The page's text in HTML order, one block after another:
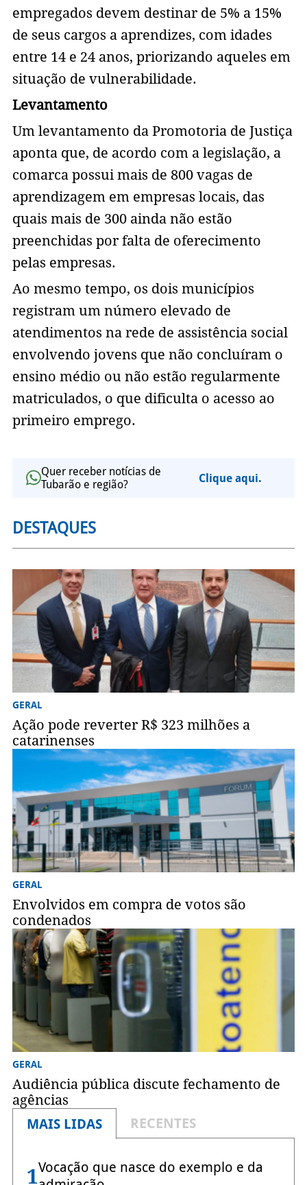
empregados devem destinar de 5% a 15%
de seus cargos a aprendizes, com idades
entre 14 e 24 anos, priorizando aqueles em
situação de vulnerabilidade.
Levantamento
Um levantamento da Promotoria de Justiça
aponta que, de acordo com a legislação, a
comarca possui mais de 800 vagas de
aprendizagem em empresas locais, das
quais mais de 300 ainda não estão
preenchidas por falta de oferecimento
pelas empresas.
Ao mesmo tempo, os dois municípios
registram um número elevado de
atendimentos na rede de assistência social
envolvendo jovens que não concluíram o
ensino médio ou não estão regularmente
matriculados, o que dificulta o acesso ao
primeiro emprego.
Quer receber notícias de
Tubarão e região?
Clique aqui.
DESTAQUES
GERAL
Ação pode reverter R$ 323 milhões a
catarinenses
GERAL
Envolvidos em compra de votos são
condenados
GERAL
Audiência pública discute fechamento de
agências
MAIS LIDAS
RECENTES
1Vocação que nasce do exemplo e da